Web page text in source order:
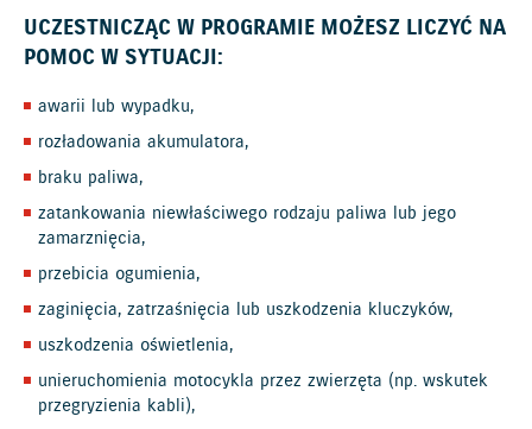
UCZESTNICZĄC W PROGRAMIE MOŻESZ LICZYĆ NA
POMOC W SYTUACJI:
awarii lub wypadku,
rozładowania akumulatora,
braku paliwa,
zatankowania niewłaściwego rodzaju paliwa lub jego
zamarznięcia,
przebicia ogumienia,
zaginięcia, zatrzaśnięcia lub uszkodzenia kluczyków,
uszkodzenia oświetlenia,
unieruchomienia motocykla przez zwierzęta (np. wskutek
przegryzienia kabli),